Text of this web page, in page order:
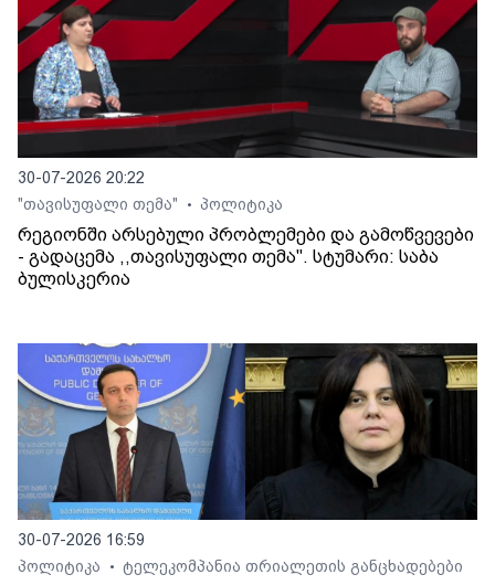
30-07-2026 20:22
"თავისუფალი თემა"
• პოლიტიკა
რეგიონში არსებული პრობლემები და გამოწვევები
- გადაცემა ,,თავისუფალი თემა". სტუმარი: საბა
ბულისკერია
30-07-2026 16:59
პოლიტიკა
• ტელეკომპანია თრიალეთის განცხადებები